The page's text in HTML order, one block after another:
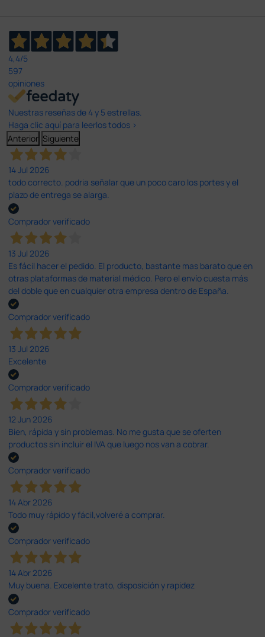
4,4/5
597
opiniones
Nuestras reseñas de 4 y 5 estrellas.
Haga clic aquí para leerlos todos >
Anterior Siguiente
14 Jul 2026
todo correcto. podria señalar que un poco caro los portes y el
plazo de entrega se alarga.
Comprador verificado
13 Jul 2026
Es fácil hacer el pedido. El producto, bastante mas barato que en
otras plataformas de material médico. Pero el envío cuesta más
del doble que en cualquier otra empresa dentro de España.
Comprador verificado
13 Jul 2026
Excelente
Comprador verificado
12 Jun 2026
Bien, rápida y sin problemas. No me gusta que se oferten
productos sin incluir el IVA que luego nos van a cobrar.
Comprador verificado
14 Abr 2026
Todo muy rápido y fácil,volveré a comprar.
Comprador verificado
14 Abr 2026
Muy buena. Excelente trato, disposición y rapidez
Comprador verificado